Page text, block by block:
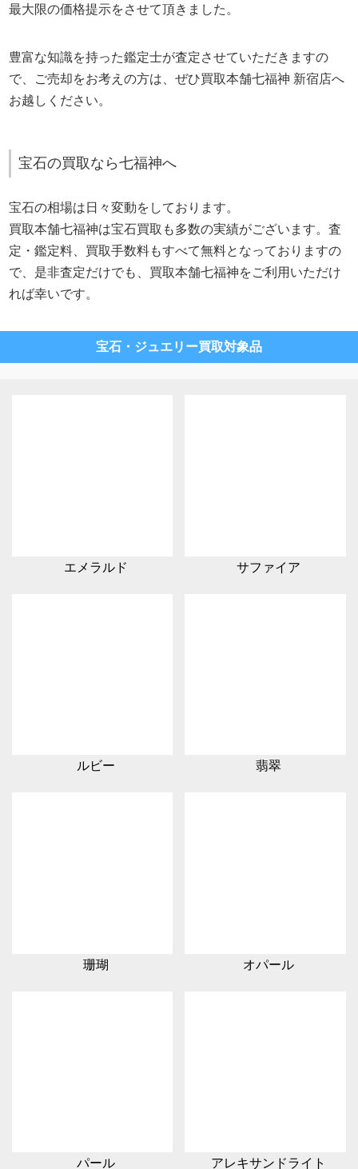
最大限の価格提示をさせて頂きました。
豊富な知識を持った鑑定士が査定させていただきますの
で、ご売却をお考えの方は、ぜひ買取本舗七福神 新宿店へ
お越しください。
宝石の買取なら七福神へ
宝石の相場は日々変動をしております。
買取本舗七福神は宝石買取も多数の実績がございます。査
定・鑑定料、買取手数料もすべて無料となっておりますの
で、是非査定だけでも、買取本舗七福神をご利用いただけ
れば幸いです。
宝石・ジュエリー買取対象品
エメラルド サファイア
ルビー 翡翠
珊瑚 オパール
パール アレキサンドライト